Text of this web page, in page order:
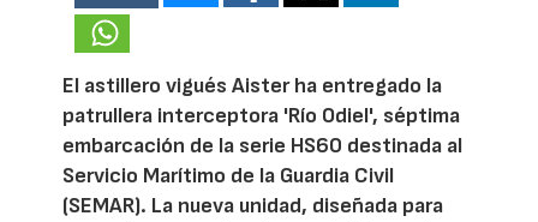
El astillero vigués Aister ha entregado la
patrullera interceptora 'Río Odiel', séptima
embarcación de la serie HS60 destinada al
Servicio Marítimo de la Guardia Civil
(SEMAR). La nueva unidad, diseñada para